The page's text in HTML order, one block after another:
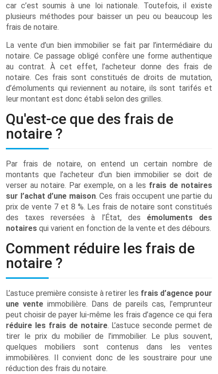
car c’est soumis à une loi nationale. Toutefois, il existe
plusieurs méthodes pour baisser un peu ou beaucoup les
frais de notaire.
La vente d’un bien immobilier se fait par l’intermédiaire du
notaire. Ce passage obligé confère une forme authentique
au contrat. À cet effet, l’acheteur donne des frais de
notaire. Ces frais sont constitués de droits de mutation,
d’émoluments qui reviennent au notaire, ils sont tarifés et
leur montant est donc établi selon des grilles.
Qu'est-ce que des frais de
notaire ?
Par frais de notaire, on entend un certain nombre de
montants que l’acheteur d’un bien immobilier se doit de
verser au notaire. Par exemple, on a les frais de notaires
sur l’achat d’une maison. Ces frais occupent une partie du
prix de vente 7 et 8 %. Les frais de notaire sont constitués
des taxes reversées à l’État, des émoluments des
notaires qui varient en fonction de la vente et des débours.
Comment réduire les frais de
notaire ?
L’astuce première consiste à retirer les frais d’agence pour
une vente immobilière. Dans de pareils cas, l’emprunteur
peut choisir de payer lui-même les frais d’agence ce qui fera
réduire les frais de notaire. L’astuce seconde permet de
tirer le prix du mobilier de l’immobilier. Le plus souvent,
quelques mobiliers sont contenus dans les ventes
immobilières. Il convient donc de les soustraire pour une
réduction des frais du notaire.